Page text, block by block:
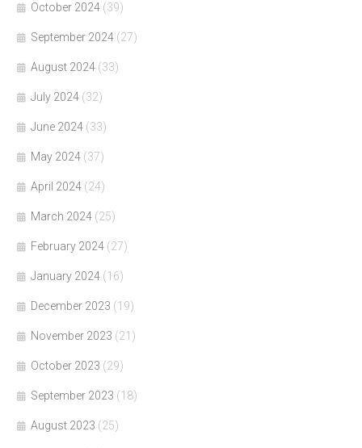
October 2024 (39)
September 2024 (27)
August 2024 (33)
July 2024 (32)
June 2024 (33)
May 2024 (37)
April 2024 (24)
March 2024 (25)
February 2024 (27)
January 2024 (16)
December 2023 (19)
November 2023 (21)
October 2023 (29)
September 2023 (18)
August 2023 (25)